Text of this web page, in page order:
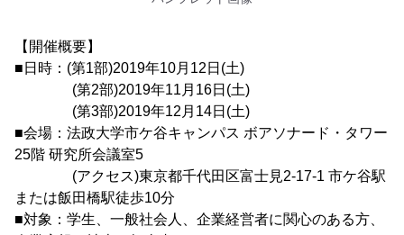
【開催概要】
■日時：(第1部)2019年10月12日(土)
(第2部)2019年11月16日(土)
(第3部)2019年12月14日(土)
■会場：法政大学市ケ谷キャンパス ボアソナード・タワー
25階 研究所会議室5
(アクセス)東京都千代田区富士見2-17-1 市ケ谷駅
または飯田橋駅徒歩10分
■対象：学生、一般社会人、企業経営者に関心のある方、